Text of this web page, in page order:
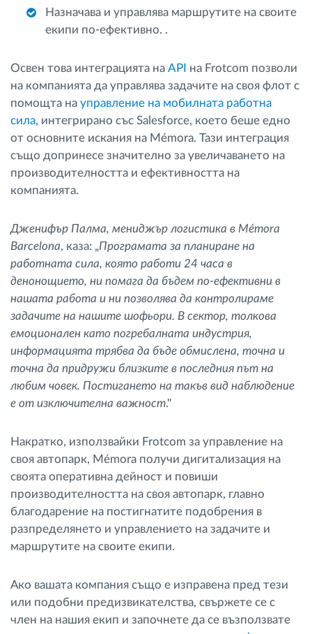
Назначава и управлява маршрутите на своите
екипи по-ефективно. .
Освен това интеграцията на API на Frotcom позволи
на компанията да управлява задачите на своя флот с
помощта на управление на мобилната работна
сила, интегрирано със Salesforce, което беше едно
от основните искания на Mémora. Тази интеграция
също допринесе значително за увеличаването на
производителността и ефективността на
компанията.
Дженифър Палма, мениджър логистика в Mémora
Barcelona, каза: „Програмата за планиране на
работната сила, която работи 24 часа в
денонощието, ни помага да бъдем по-ефективни в
нашата работа и ни позволява да контролираме
задачите на нашите шофьори. В сектор, толкова
емоционален като погребалната индустрия,
информацията трябва да бъде обмислена, точна и
точна да придружи близките в последния път на
любим човек. Постигането на такъв вид наблюдение
е от изключителна важност."
Накратко, използвайки Frotcom за управление на
своя автопарк, Mémora получи дигитализация на
своята оперативна дейност и повиши
производителността на своя автопарк, главно
благодарение на постигнатите подобрения в
разпределянето и управлението на задачите и
маршрутите на своите екипи.
Ако вашата компания също е изправена пред тези
или подобни предизвикателства, свържете се с
член на нашия екип и започнете да се възползвате